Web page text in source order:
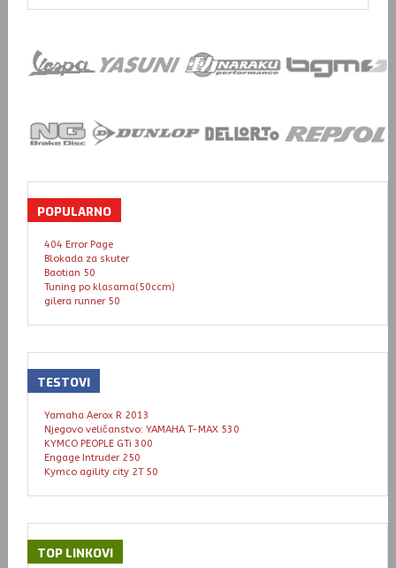
POPULARNO
404 Error Page
Blokada za skuter
Baotian 50
Tuning po klasama(50ccm)
gilera runner 50
TESTOVI
Yamaha Aerox R 2013
Njegovo veličanstvo: YAMAHA T-MAX 530
KYMCO PEOPLE GTi 300
Engage Intruder 250
Kymco agility city 2T 50
TOP LINKOVI